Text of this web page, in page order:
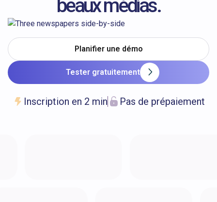
beaux médias.
Planifier une démo
Tester gratuitement
Inscription en 2 min Pas de prépaiement